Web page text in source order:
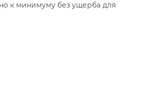
к минимуму без ущерба для